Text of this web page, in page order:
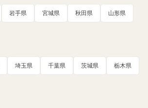
岩手県 宮城県 秋田県 山形県
埼玉県 千葉県 茨城県 栃木県